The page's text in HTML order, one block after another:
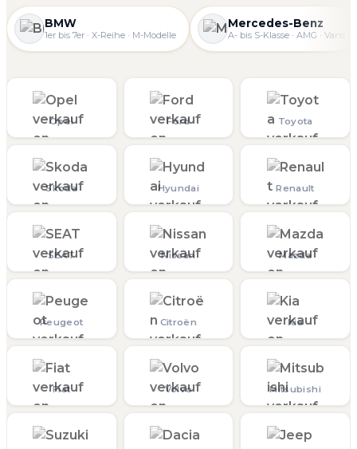
BMW
1er bis 7er · X-Reihe · M-Modelle
Mercedes-Benz
A- bis S-Klasse · AMG · Vans
Opel Ford Toyota
Skoda Hyundai Renault
SEAT Nissan Mazda
Peugeot Citroën Kia
Fiat Volvo Mitsubishi